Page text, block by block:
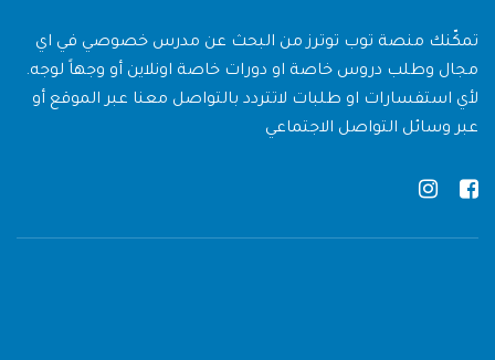
تمكّنك منصة توب توترز من البحث عن مدرس خصوصي في اي
مجال وطلب دروس خاصة او دورات خاصة اونلاين أو وجهاً لوجه.
لأي استفسارات او طلبات لاتتردد بالتواصل معنا عبر الموقع أو
عبر وسائل التواصل الاجتماعي